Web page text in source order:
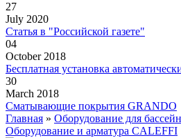
27
July 2020
Статья в "Российской газете"
04
October 2018
Бесплатная установка
30
March 2018
Сматывающие покрытия GRANDO
Главная » Оборудование для
Оборудование и арматура CALEFFI